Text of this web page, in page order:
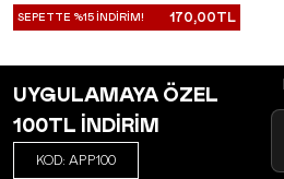
SEPETTE %15 İNDİRİM! 170,00TL
UYGULAMAYA ÖZEL
100TL İNDİRİM
KOD: APP100